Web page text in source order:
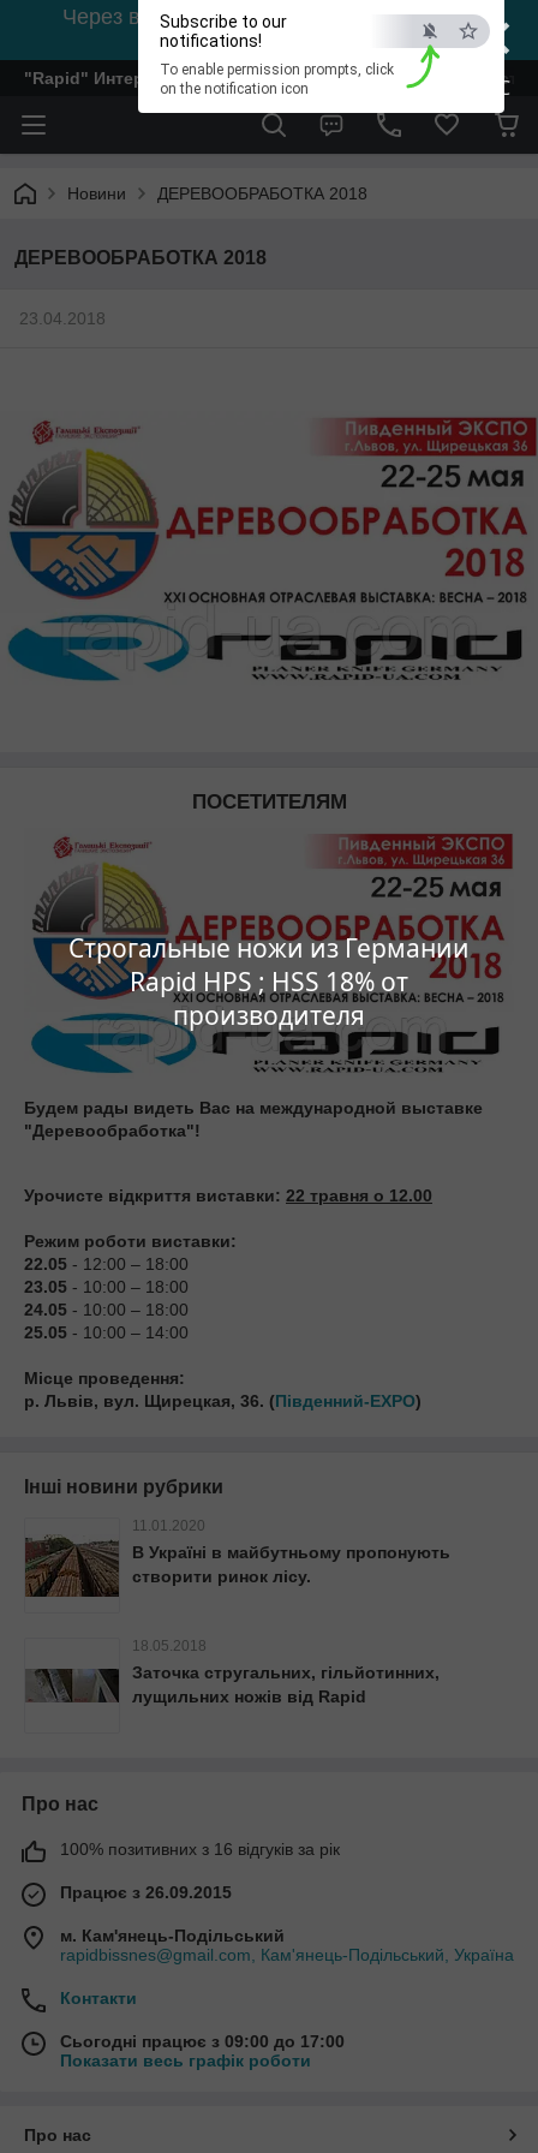
×
ESC
Строгальные ножи из Германии
Rapid HPS ; HSS 18% от
производителя
Subscribe to our
notifications!
To enable permission prompts, click
on the notification icon
Через відсутність світла, зв'язок на viber
0978002056
"Rapid" Интернет-магазин деревообрабатывающего
Новини ДЕРЕВООБРАБОТКА 2018
ДЕРЕВООБРАБОТКА 2018
23.04.2018
ПОСЕТИТЕЛЯМ
Будем рады видеть Вас на международной выставке
"Деревообработка"!
Урочисте відкриття виставки: 22 травня о 12.00
Режим роботи виставки:
22.05 - 12:00 – 18:00
23.05 - 10:00 – 18:00
24.05 - 10:00 – 18:00
25.05 - 10:00 – 14:00
Місце проведення:
р. Львів, вул. Щирецкая, 36. (Південний-EXPO)
Інші новини рубрики
11.01.2020
В Україні в майбутньому пропонують
створити ринок лісу.
18.05.2018
Заточка стругальних, гільйотинних,
лущильних ножів від Rapid
Про нас
100% позитивних з 16 відгуків за рік
Працює з 26.09.2015
м. Кам'янець-Подільський
rapidbissnes@gmail.com, Кам'янець-Подільський, Україна
Контакти
Сьогодні працює з 09:00 до 17:00
Показати весь графік роботи
Про нас